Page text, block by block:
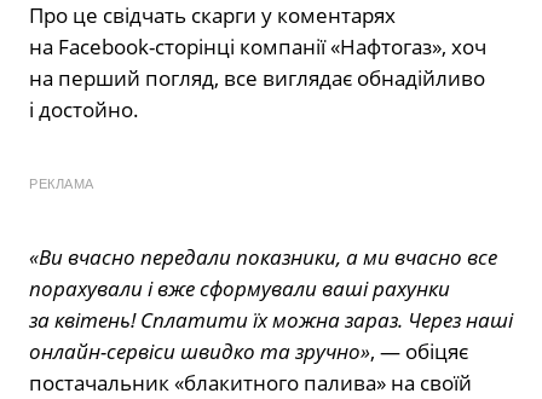
Про це свідчать скарги у коментарях
на Facebook-сторінці компанії «Нафтогаз», хоч
на перший погляд, все виглядає обнадійливо
і достойно.
РЕКЛАМА
«Ви вчасно передали показники, а ми вчасно все
порахували і вже сформували ваші рахунки
за квітень! Сплатити їх можна зараз. Через наші
онлайн-сервіси швидко та зручно», — обіцяє
постачальник «блакитного палива» на своїй